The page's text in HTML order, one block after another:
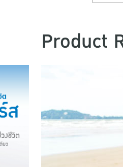
Product